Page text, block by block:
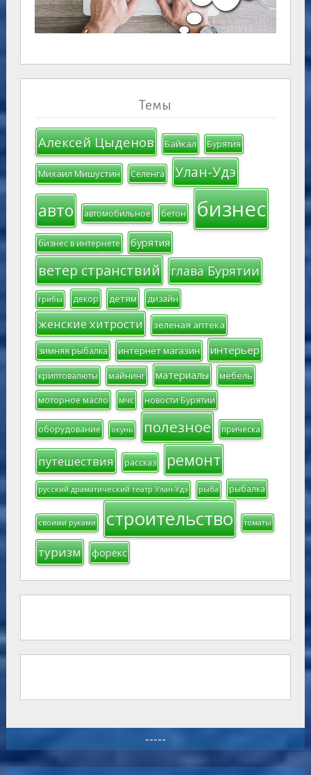
Темы
Алексей Цыденов Байкал Бурятия
Михаил Мишустин Селенга Улан-Удэ
авто автомобильное бетон бизнес
бизнес в интернете бурятия
ветер странствий глава Бурятии
грибы декор детям дизайн
женские хитрости зеленая аптека
зимняя рыбалка интернет магазин интерьер
криптовалюты майнинг материалы мебель
моторное масло мчс новости Бурятии
оборудование окунь полезное прическа
путешествия рассказ ремонт
русский драматический театр Улан-Удэ рыба рыбалка
своими руками строительство томаты
туризм форекс
-----